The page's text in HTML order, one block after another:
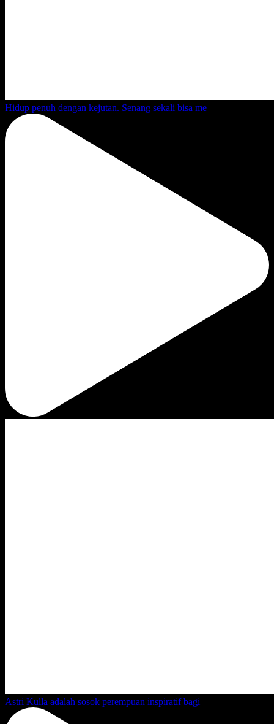
Hidup penuh dengan kejutan. Senang sekali bisa me
Astri Kulla adalah sosok perempuan inspiratif bagi